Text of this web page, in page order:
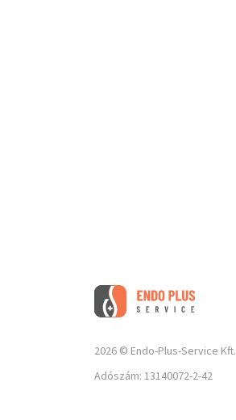
2026 © Endo-Plus-Service Kft.
Adószám: 13140072-2-42